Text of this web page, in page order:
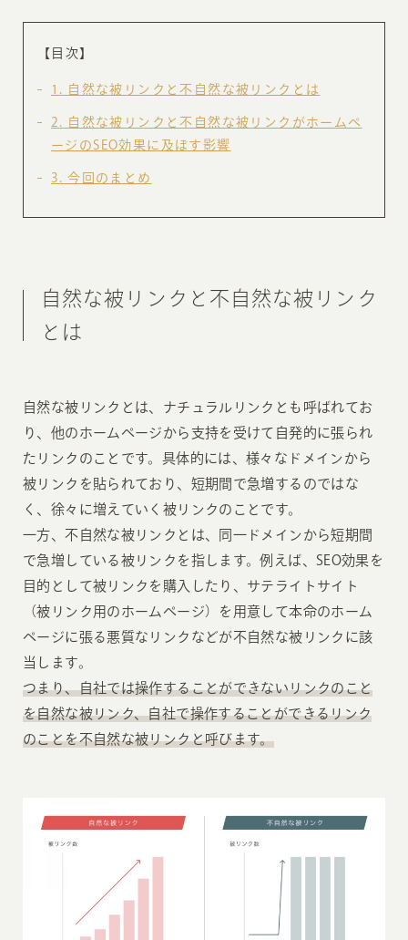
【目次】
1 自然な被リンクと不自然な被リンクとは
2
自然な被リンクと不自然な被リンクがホームペ
ージのSEO効果に及ぼす影響
3 今回のまとめ
自然な被リンクと不自然な被リンク
とは
自然な被リンクとは、ナチュラルリンクとも呼ばれてお
り、他のホームページから支持を受けて自発的に張られ
たリンクのことです。具体的には、様々なドメインから
被リンクを貼られており、短期間で急増するのではな
く、徐々に増えていく被リンクのことです。
一方、不自然な被リンクとは、同一ドメインから短期間
で急増している被リンクを指します。例えば、SEO効果を
目的として被リンクを購入したり、サテライトサイト
（被リンク用のホームページ）を用意して本命のホーム
ページに張る悪質なリンクなどが不自然な被リンクに該
当します。
つまり、自社では操作することができないリンクのこと
を自然な被リンク、自社で操作することができるリンク
のことを不自然な被リンクと呼びます。